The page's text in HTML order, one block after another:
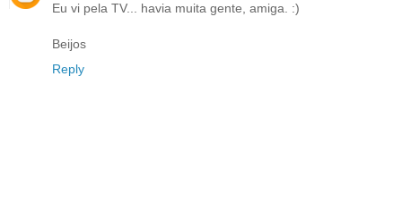
Eu vi pela TV... havia muita gente, amiga. :)
Beijos
Reply